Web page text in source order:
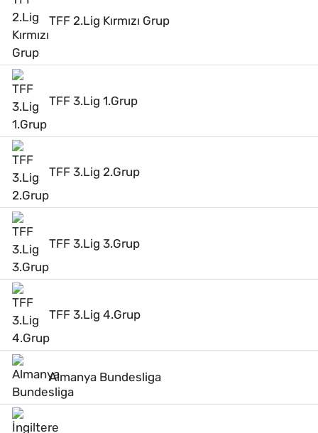
TFF 2.Lig Kırmızı Grup
TFF 3.Lig 1.Grup
TFF 3.Lig 2.Grup
TFF 3.Lig 3.Grup
TFF 3.Lig 4.Grup
Almanya Bundesliga